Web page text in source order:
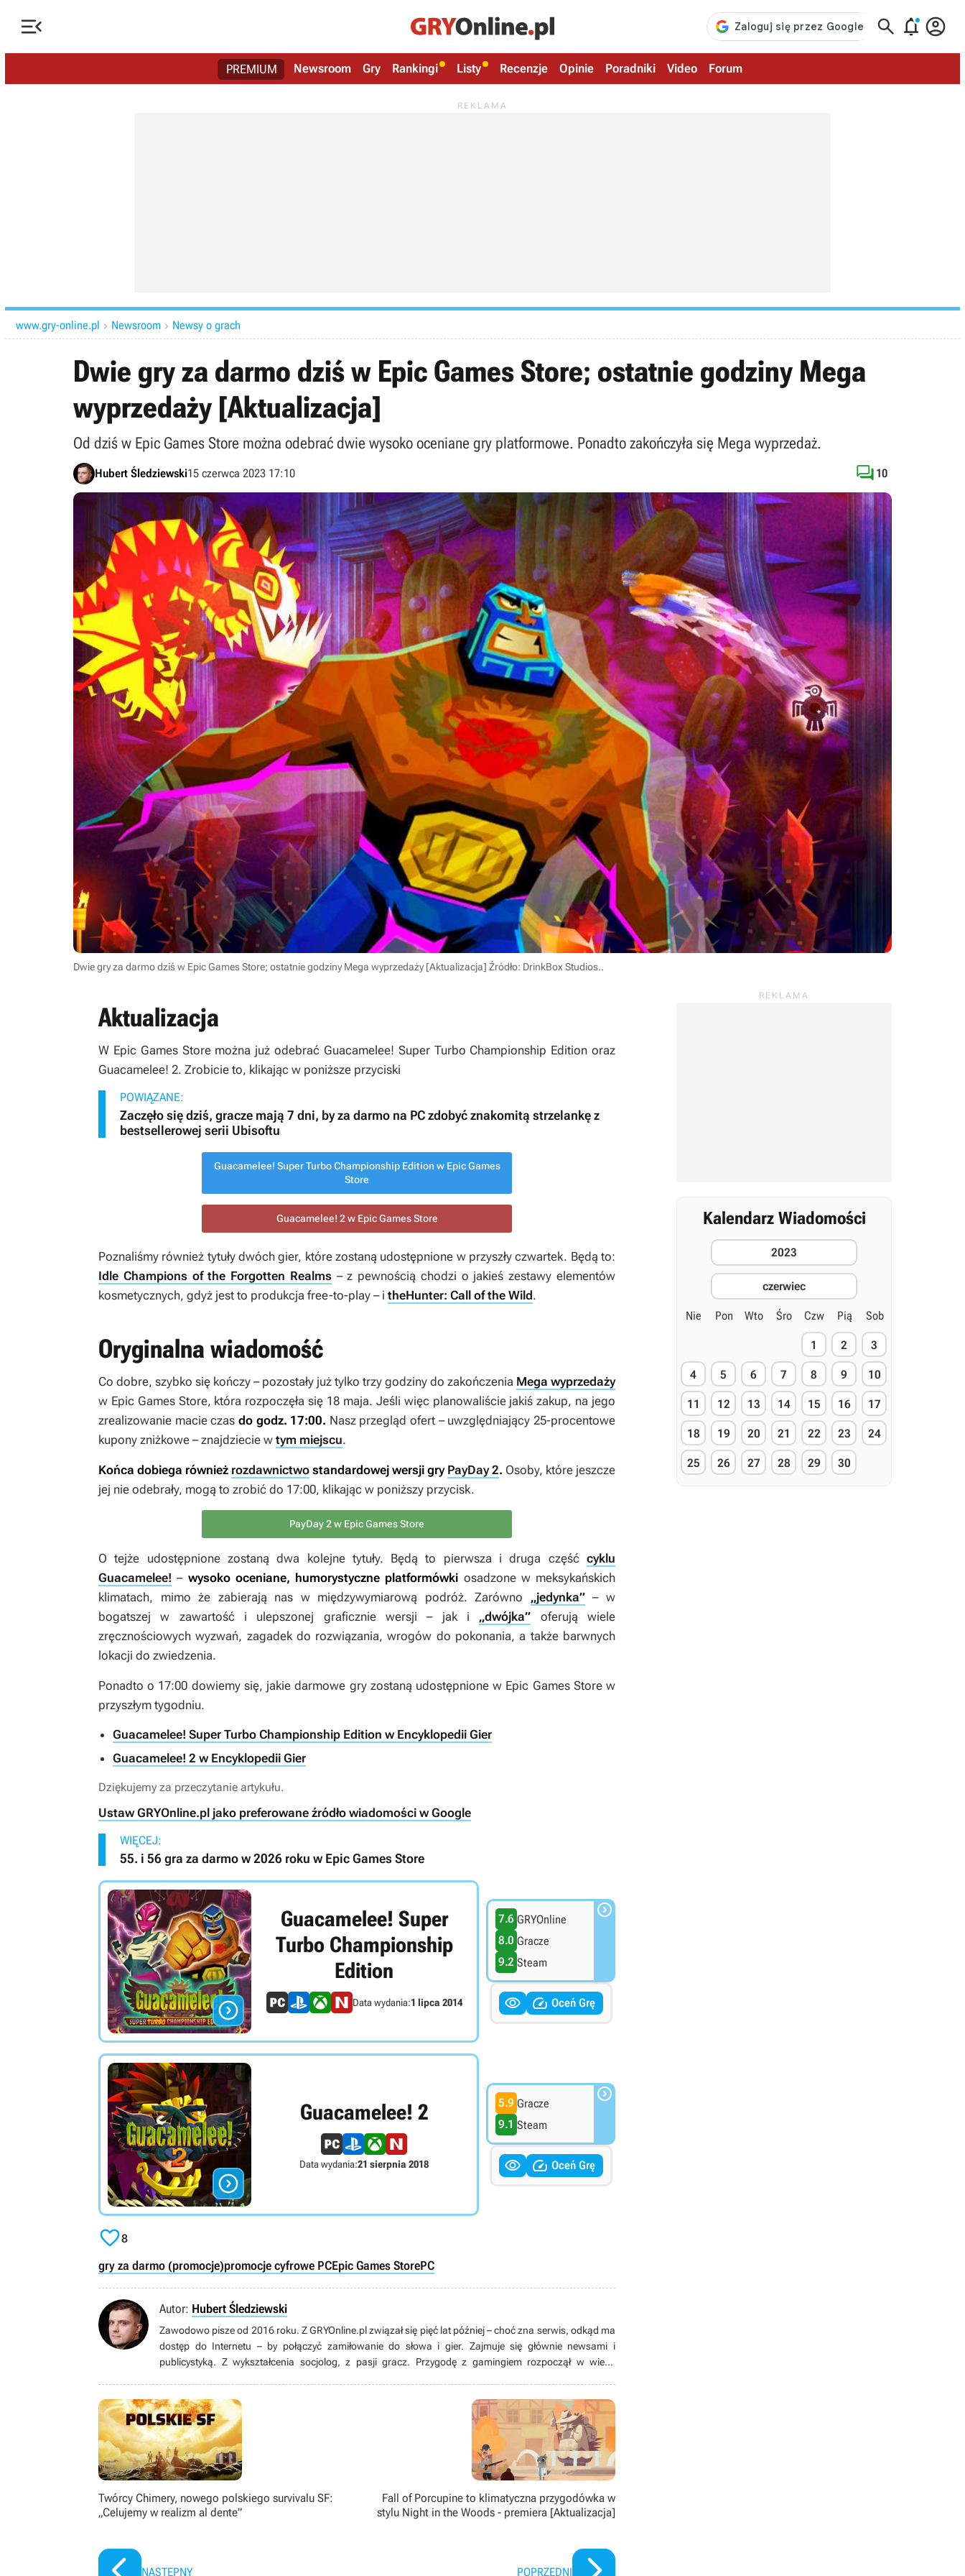
   
PREMIUM Newsroom Gry Rankingi Listy Recenzje Opinie Poradniki Video Forum
www.gry-online.pl  Newsroom  Newsy o grach
Dwie gry za darmo dziś w Epic Games Store; ostatnie godziny Mega
wyprzedaży [Aktualizacja]
Od dziś w Epic Games Store można odebrać dwie wysoko oceniane gry platformowe. Ponadto zakończyła się Mega wyprzedaż.
Hubert Śledziewski15 czerwca 2023 17:10  10
Dwie gry za darmo dziś w Epic Games Store; ostatnie godziny Mega wyprzedaży [Aktualizacja] Źródło: DrinkBox Studios..
Aktualizacja
W Epic Games Store można już odebrać Guacamelee! Super Turbo Championship Edition oraz
Guacamelee! 2. Zrobicie to, klikając w poniższe przyciski
POWIĄZANE:
Zaczęło się dziś, gracze mają 7 dni, by za darmo na PC zdobyć znakomitą strzelankę z
bestsellerowej serii Ubisoftu
Guacamelee! Super Turbo Championship Edition w Epic Games
Store
Guacamelee! 2 w Epic Games Store
Poznaliśmy również tytuły dwóch gier, które zostaną udostępnione w przyszły czwartek. Będą to:
Idle Champions of the Forgotten Realms – z pewnością chodzi o jakieś zestawy elementów
kosmetycznych, gdyż jest to produkcja free-to-play – i theHunter: Call of the Wild.
Oryginalna wiadomość
Co dobre, szybko się kończy – pozostały już tylko trzy godziny do zakończenia Mega wyprzedaży
w Epic Games Store, która rozpoczęła się 18 maja. Jeśli więc planowaliście jakiś zakup, na jego
zrealizowanie macie czas do godz. 17:00. Nasz przegląd ofert – uwzględniający 25-procentowe
kupony zniżkowe – znajdziecie w tym miejscu.
Końca dobiega również rozdawnictwo standardowej wersji gry PayDay 2. Osoby, które jeszcze
jej nie odebrały, mogą to zrobić do 17:00, klikając w poniższy przycisk.
PayDay 2 w Epic Games Store
O tejże udostępnione zostaną dwa kolejne tytuły. Będą to pierwsza i druga część cyklu
Guacamelee! – wysoko oceniane, humorystyczne platformówki osadzone w meksykańskich
klimatach, mimo że zabierają nas w międzywymiarową podróż. Zarówno „jedynka”– w
bogatszej w zawartość i ulepszonej graficznie wersji – jak i „dwójka” oferują wiele
zręcznościowych wyzwań, zagadek do rozwiązania, wrogów do pokonania, a także barwnych
lokacji do zwiedzenia.
Ponadto o 17:00 dowiemy się, jakie darmowe gry zostaną udostępnione w Epic Games Store w
przyszłym tygodniu.
Guacamelee! Super Turbo Championship Edition w Encyklopedii Gier
Guacamelee! 2 w Encyklopedii Gier
Dziękujemy za przeczytanie artykułu.
Ustaw GRYOnline.pl jako preferowane źródło wiadomości w Google
WIĘCEJ:
55. i 56 gra za darmo w 2026 roku w Epic Games Store

Guacamelee! Super
Turbo Championship
Edition
Data wydania:1 lipca 2014
7.6 GRYOnline
8.0 Gracze
9.2 Steam

  Oceń Grę

Guacamelee! 2
Data wydania:21 sierpnia 2018
5.9 Gracze
9.1 Steam

  Oceń Grę
8
gry za darmo (promocje)promocje cyfrowe PCEpic Games StorePC
Autor: Hubert Śledziewski
Zawodowo pisze od 2016 roku. Z GRYOnline.pl związał się pięć lat później – choć zna serwis, odkąd ma
dostęp do Internetu – by połączyć zamiłowanie do słowa i gier. Zajmuje się głównie newsami i
publicystyką. Z wykształcenia socjolog, z pasji gracz. Przygodę z gamingiem rozpoczął w wieku
Premier League, słucha ciężkiej muzyki, a także spaceruje z psem. Niemal bezkrytycznie kocha
twórczość Stephena Kinga. Nie porzuca planów pójścia w jego ślady. Pierwsze „dokonania literackie”
trzyma jednak zamknięte głęboko w szufladzie.
Twórcy Chimery, nowego polskiego survivalu SF:
„Celujemy w realizm al dente”
NASTĘPNY
Fall of Porcupine to klimatyczna przygodówka w
stylu Night in the Woods - premiera [Aktualizacja]
POPRZEDNI
Kalendarz Wiadomości
2023
czerwiec
Nie Pon Wto Śro Czw Pią Sob
1 2 3
4 5 6 7 8 9 10
11 12 13 14 15 16 17
18 19 20 21 22 23 24
25 26 27 28 29 30